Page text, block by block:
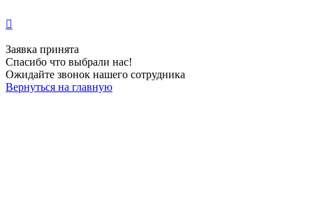
Заявка принята
Спасибо что выбрали нас!
Ожидайте звонок нашего сотрудника
Вернуться на главную